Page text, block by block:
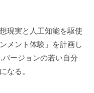
現実と人工知能を駆使
メント体験」を計画し
ージョンの若い自分
なる。